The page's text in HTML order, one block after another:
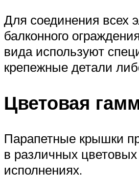
Для соединения всех
балконного
вида используют
крепежные детали
Цветовая
Парапетные крышки
в различных цветовых
исполнениях.